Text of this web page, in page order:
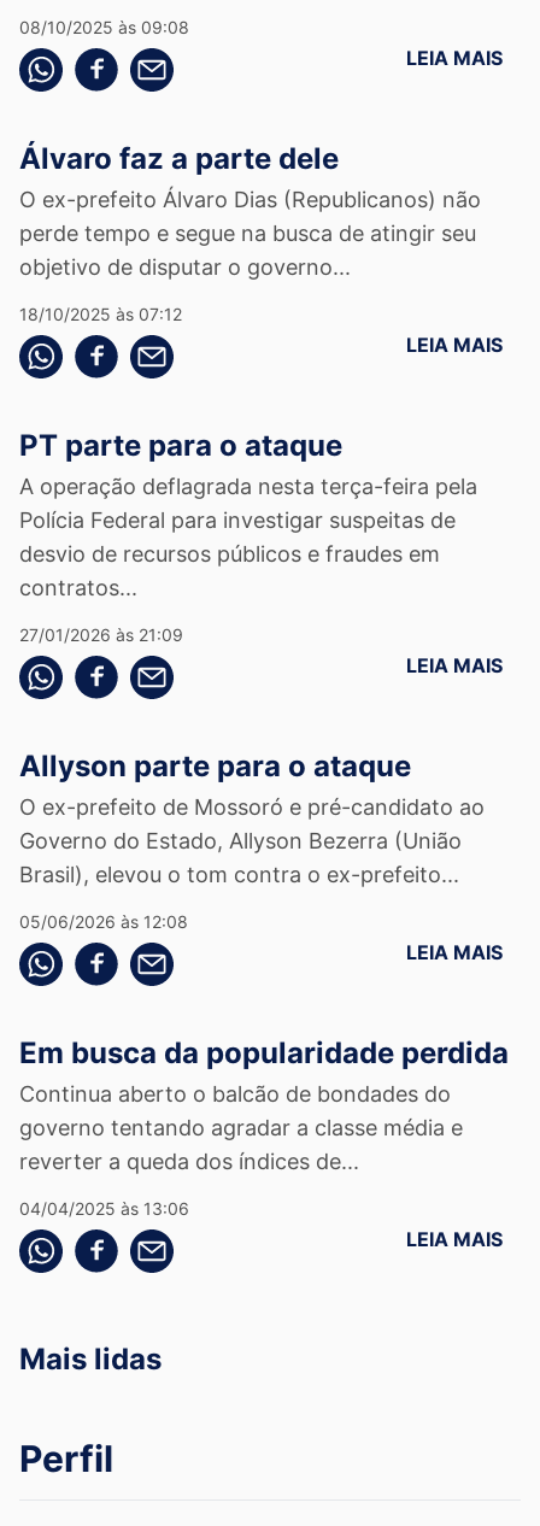
08/10/2025 às 09:08
Compartilhe pelo whatsapp
Compartilhar no facebook
Compartilhe pelo email LEIA MAIS
Álvaro faz a parte dele
O ex-prefeito Álvaro Dias (Republicanos) não
perde tempo e segue na busca de atingir seu
objetivo de disputar o governo...
18/10/2025 às 07:12
Compartilhe pelo whatsapp
Compartilhar no facebook
Compartilhe pelo email LEIA MAIS
PT parte para o ataque
A operação deflagrada nesta terça-feira pela
Polícia Federal para investigar suspeitas de
desvio de recursos públicos e fraudes em
contratos...
27/01/2026 às 21:09
Compartilhe pelo whatsapp
Compartilhar no facebook
Compartilhe pelo email LEIA MAIS
Allyson parte para o ataque
O ex-prefeito de Mossoró e pré-candidato ao
Governo do Estado, Allyson Bezerra (União
Brasil), elevou o tom contra o ex-prefeito...
05/06/2026 às 12:08
Compartilhe pelo whatsapp
Compartilhar no facebook
Compartilhe pelo email LEIA MAIS
Em busca da popularidade perdida
Continua aberto o balcão de bondades do
governo tentando agradar a classe média e
reverter a queda dos índices de...
04/04/2025 às 13:06
Compartilhe pelo whatsapp
Compartilhar no facebook
Compartilhe pelo email LEIA MAIS
Mais lidas
Perfil